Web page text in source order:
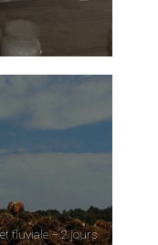
fluviale – 2 jours